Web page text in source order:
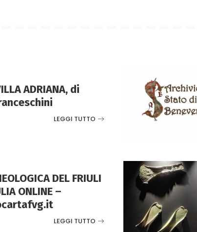
ADRIANA, di
LEGGI TUTTO
DEL FRIULI
ONLINE –
LEGGI TUTTO